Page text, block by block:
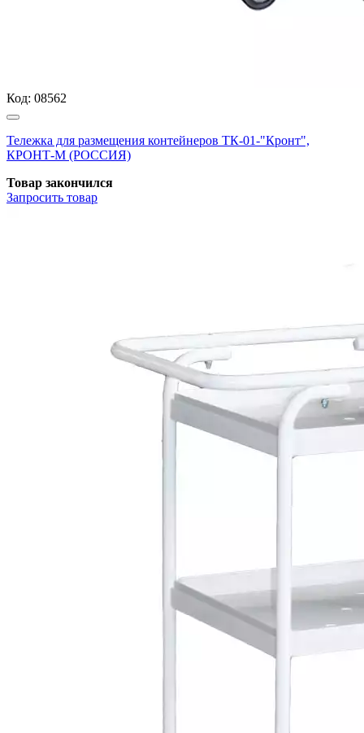
Код: 08562
Тележка для размещения контейнеров ТК-01-"Кронт",
КРОНТ-М (РОССИЯ)
Товар закончился
Запросить товар